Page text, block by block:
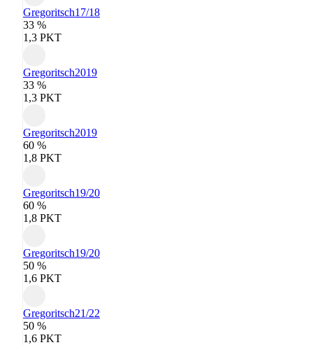
Gregoritsch17/18
33 %
1,3 PKT
Gregoritsch2019
33 %
1,3 PKT
Gregoritsch2019
60 %
1,8 PKT
Gregoritsch19/20
60 %
1,8 PKT
Gregoritsch19/20
50 %
1,6 PKT
Gregoritsch21/22
50 %
1,6 PKT